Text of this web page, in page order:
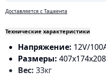
Доставляется с Ташкента
Технические характеристики
Напряжение: 12V/
Размеры:
Вес:33кг